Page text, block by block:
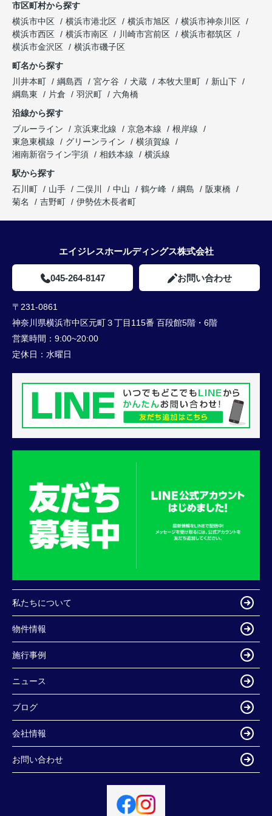
市区町村から探す
横浜市中区
横浜市港北区 横浜市旭区
横浜市神奈川区
横浜市西区
横浜市南区 川崎市宮前区
横浜市都筑区
横浜市金沢区
横浜市磯子区
町名から探す
川井本町
綱島西 宮ケ谷 犬蔵 本牧大里町
新山下
綱島東
片倉 羽沢町
六角橋
沿線から探す
ブルーライン
京浜東北線 京急本線
根岸線
東急東横線
グリーンライン
横須賀線
湘南新宿ライン宇須
相鉄本線
横浜線
駅から探す
石川町
山手 二俣川 中山 鶴ケ峰 綱島
阪東橋
菊名
吉野町 伊勢佐木長者町
エイジレスホールディングス株式会社
045-264-8147 お問い合わせ
〒231-0861
神奈川県横浜市中区元町３丁目115番 百段館5階・6階
営業時間： 9:00~20:00
定休日： 水曜日
私たちについて
物件情報
施行事例
ニュース
ブログ
会社情報
お問い合わせ